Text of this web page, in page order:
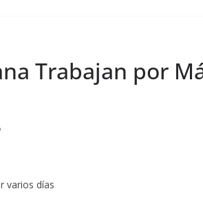
Trabajan por
varios días